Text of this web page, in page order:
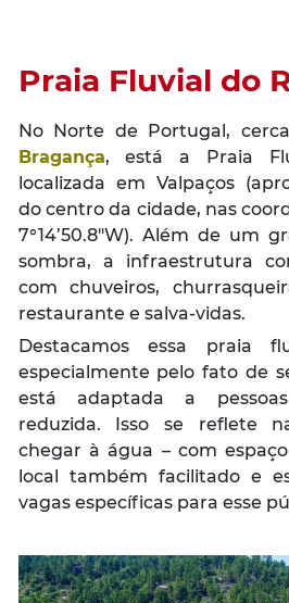
Praia Fluvial do
No Norte de Portugal,
Bragança, está a Praia
localizada em Valpaços
do centro da cidade, nas
7°14’50.8″W). Além de um
sombra, a infraestrutura
com chuveiros,
restaurante e salva-vidas.
Destacamos essa praia
especialmente pelo fato de
está adaptada a
reduzida. Isso se reflete
chegar à água – com
local também facilitado e
vagas específicas para esse